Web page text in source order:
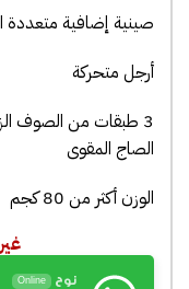
صينية إضافية متعددة
أرجل متحركة
3 طبقات من الصوف
الصاج المقوى
الوزن أكثر من 80 كجم
نوح Online